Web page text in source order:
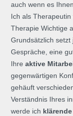
auch wenn es
Ich als
Therapie Wichtige
Grundsätzlich
Gespräche, eine
Ihreaktive
gegenwärtigen
gehäuft
Verständnis Ihres
werde ich